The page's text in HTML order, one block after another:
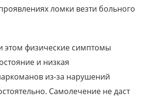
ломки везти больного
этом физические симптомы
и низкая
из-за нарушений
Самолечение не даст